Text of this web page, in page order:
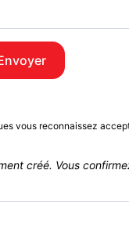
vous reconnaissez
créé. Vous